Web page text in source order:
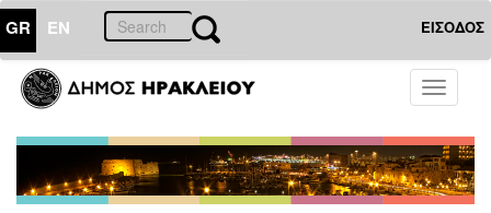
GR EN ΕΙΣΟΔΟΣ
Toggle
ΔΗΜΟΣ
Δελτία
Τύπου
Αρχείο